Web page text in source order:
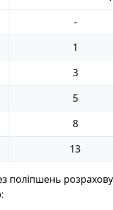
-
1
3
5
8
13
поліпшень